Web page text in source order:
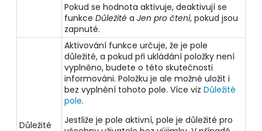
Pokud se hodnota aktivuje, deaktivují se
funkceDůležité aJen pro čtení, pokud jsou
zapnuté.
Důležité
Aktivování funkce určuje, že je pole
důležité, a pokud při ukládání položky není
vyplněno, budete o této skutečnosti
informováni. Položku je ale možné uložit i
bez vyplnění tohoto pole. Více vizDůležité
pole.
Jestliže je pole aktivní, pole je důležité pro